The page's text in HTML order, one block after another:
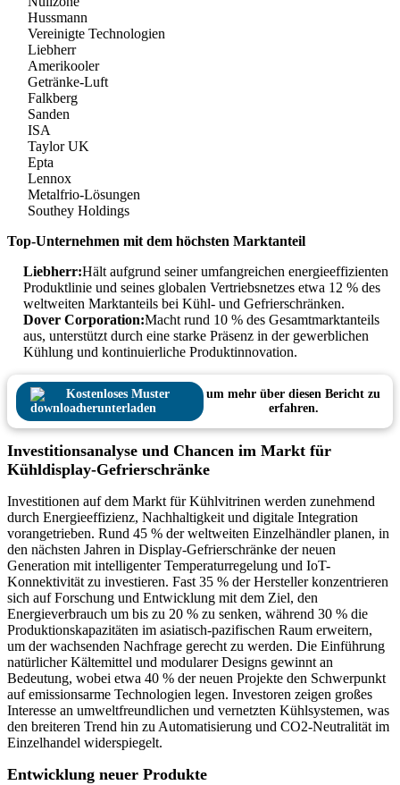
Hussmann
Vereinigte Technologien
Liebherr
Amerikooler
Getränke-Luft
Falkberg
Sanden
ISA
Taylor UK
Epta
Lennox
Metalfrio-Lösungen
Southey Holdings
Top-Unternehmen mit dem höchsten Marktanteil
Liebherr:Hält aufgrund seiner umfangreichen energieeffizienten
Produktlinie und seines globalen Vertriebsnetzes etwa 12 % des
weltweiten Marktanteils bei Kühl- und Gefrierschränken.
Dover Corporation:Macht rund 10 % des Gesamtmarktanteils
aus, unterstützt durch eine starke Präsenz in der gewerblichen
Kühlung und kontinuierliche Produktinnovation.
Kostenloses Muster
herunterladen
um mehr über diesen Bericht zu
erfahren.
Investitionsanalyse und Chancen im Markt für
Kühldisplay-Gefrierschränke
Investitionen auf dem Markt für Kühlvitrinen werden zunehmend
durch Energieeffizienz, Nachhaltigkeit und digitale Integration
vorangetrieben. Rund 45 % der weltweiten Einzelhändler planen, in
den nächsten Jahren in Display-Gefrierschränke der neuen
Generation mit intelligenter Temperaturregelung und IoT-
Konnektivität zu investieren. Fast 35 % der Hersteller konzentrieren
sich auf Forschung und Entwicklung mit dem Ziel, den
Energieverbrauch um bis zu 20 % zu senken, während 30 % die
Produktionskapazitäten im asiatisch-pazifischen Raum erweitern,
um der wachsenden Nachfrage gerecht zu werden. Die Einführung
natürlicher Kältemittel und modularer Designs gewinnt an
Bedeutung, wobei etwa 40 % der neuen Projekte den Schwerpunkt
auf emissionsarme Technologien legen. Investoren zeigen großes
Interesse an umweltfreundlichen und vernetzten Kühlsystemen, was
den breiteren Trend hin zu Automatisierung und CO2-Neutralität im
Einzelhandel widerspiegelt.
Entwicklung neuer Produkte